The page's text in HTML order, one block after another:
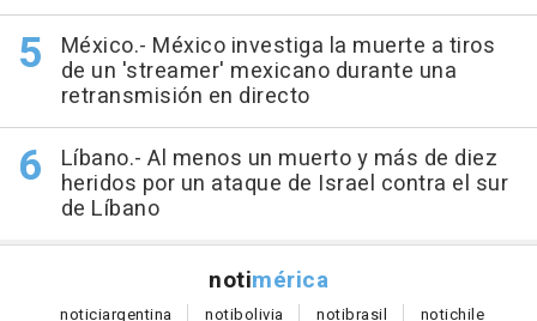
México.- México investiga la muerte a tiros
de un 'streamer' mexicano durante una
retransmisión en directo
Líbano.- Al menos un muerto y más de diez
heridos por un ataque de Israel contra el sur
de Líbano
notimérica
noticiargentina notibolivia notibrasil notichile